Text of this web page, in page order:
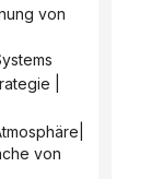
|
von